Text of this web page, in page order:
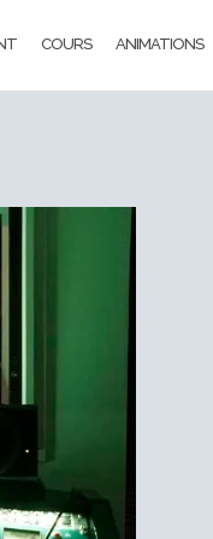
COURS ANIMATIONS